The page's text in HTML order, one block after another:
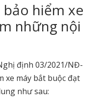
hiểm xe
những nội
định 03/2021/NĐ-
xe máy bắt buộc đạt
như sau: